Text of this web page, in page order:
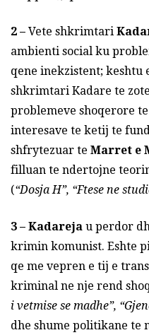
2 – Vete shkrimtari
ambienti social ku
qene inekzistent; keshtu
shkrimtari Kadare te
problemeve shoqerore
interesave te ketij te
shfrytezuar te Marret e
filluan te ndertojne
(“Dosja H”, “Ftese ne
3 – Kadareja u perdor
krimin komunist. Eshte
qe me vepren e tij e
kriminal ne nje rend
i vetmise se madhe”,
dhe shume politikane te